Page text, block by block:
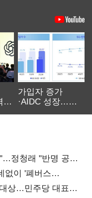
대
가입자 증가
·AIDC 성장…
정청래 "반명 공세
없이 '폐버스
상…민주당 대표로